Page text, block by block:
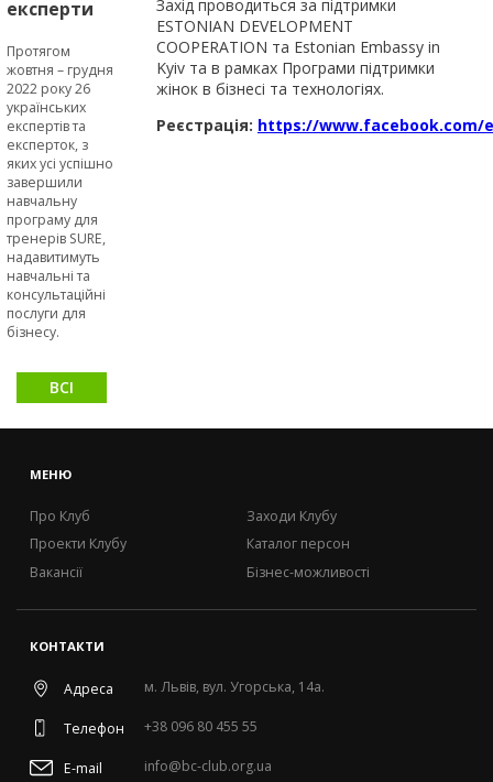
експерти
допомогою
інструментів
програми
SURE
сприятимуть
МСБ
ставати
сталими та
стійкими
Протягом
жовтня – грудня
2022 року 26
українських
експертів та
експерток, з
яких усі успішно
завершили
навчальну
програму для
тренерів SURE,
надавитимуть
навчальні та
консультаційні
послуги для
бізнесу.
ВСІ
Захід проводиться за підтримки
ESTONIAN DEVELOPMENT
COOPERATION та Estonian Embassy in
Kyiv та в рамках Програми підтримки
жінок в бізнесі та технологіях.
Реєстрація: https://www.facebook.com/
МЕНЮ
Про Клуб
Проекти Клубу
Вакансії
Заходи Клубу
Каталог персон
Бізнес-можливості
КОНТАКТИ
Адреса м. Львів, вул. Угорська, 14а.
Телефон +38 096 80 455 55
E-mail info@bc-club.org.ua